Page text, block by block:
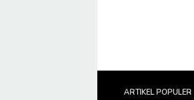
ARTIKEL POPULER